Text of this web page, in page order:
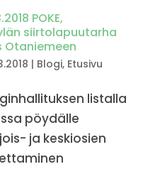
POKE,
siirtolapuutarha
Otaniemeen
| Blogi, Etusivu
listalla
pöydälle
ja keskiosien